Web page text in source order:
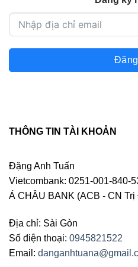
THÔNG TIN TÀI KHOẢN
Đặng Anh Tuấn
Vietcombank: 0251-001-840-
Á CHÂU BANK (ACB - CN
Địa chỉ: Sài Gòn
Số điện thoại: 0945821522
Email: